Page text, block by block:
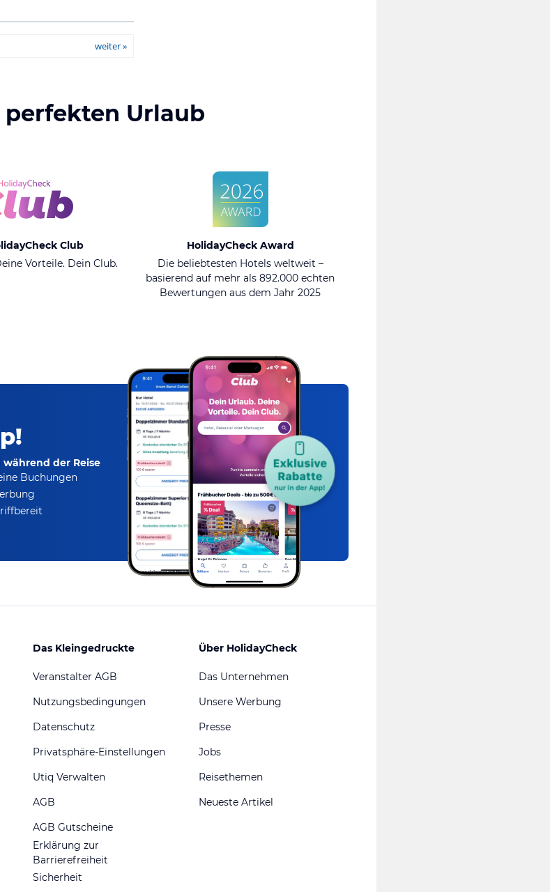
weiter »
perfekten Urlaub
Club
Vorteile. Dein Club.
HolidayCheck Award
Die beliebtesten Hotels weltweit –
basierend auf mehr als 892.000 echten
Bewertungen aus dem Jahr 2025
der Reise
Buchungen
Das Kleingedruckte
Veranstalter AGB
Nutzungsbedingungen
Datenschutz
Privatsphäre-Einstellungen
Utiq Verwalten
AGB
AGB Gutscheine
Erklärung zur
Barrierefreiheit
Sicherheit
Über HolidayCheck
Das Unternehmen
Unsere Werbung
Presse
Jobs
Reisethemen
Neueste Artikel